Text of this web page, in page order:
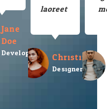
Jane
Doe
Developer
laoreet.
Christina
Designer